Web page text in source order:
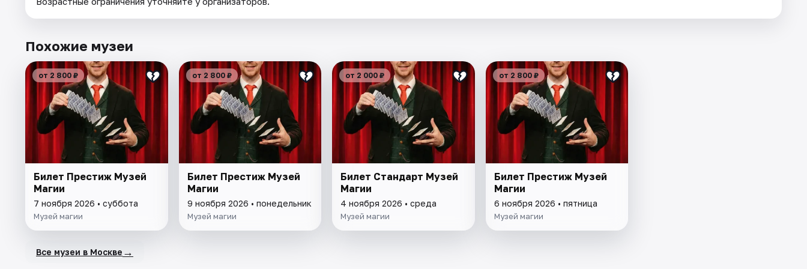
Похожие музеи
от 2 800 ₽
Билет Престиж Музей
Магии
7 ноября 2026 • суббота
Музей магии
от 2 800 ₽
Билет Престиж Музей
Магии
9 ноября 2026 • понедельник
Музей магии
от 2 000 ₽
Билет Стандарт Музей
Магии
4 ноября 2026 • среда
Музей магии
от 2 800 ₽
Билет Престиж Музей
Магии
6 ноября 2026 • пятница
Музей магии
Все музеи в Москве →